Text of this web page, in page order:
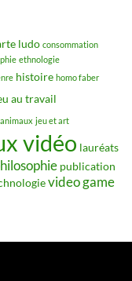
ludo consommation
ethnologie
histoire homo faber
au travail
jeu et art
vidéo lauréats
publication
video game